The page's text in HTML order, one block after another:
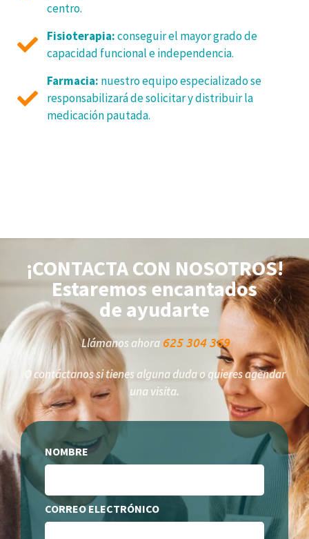
centro.
Fisioterapia:conseguir el mayor grado de
capacidad funcional e independencia.
Farmacia: nuestro equipo especializado se
responsabilizará de solicitar y distribuir la
medicación pautada.
¡CONTACTA CON NOSOTROS!
Estaremos encantados
de ayudarte
Llámanos ahora 625 304 369
O contáctanos si tienes alguna duda o quieres agendar
una visita.
NOMBRE
CORREO ELECTRÓNICO